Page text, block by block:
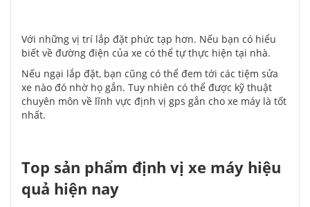
Với những vị trí lắp đặt phức tạp hơn. Nếu bạn có hiểu
biết về đường điện của xe có thể tự thực hiện tại nhà.
Nếu ngại lắp đặt, bạn cũng có thể đem tới các tiệm sửa
xe nào đó nhờ họ gắn. Tuy nhiên có thể được kỹ thuật
chuyên môn về lĩnh vực định vị gps gắn cho xe máy là tốt
nhất.
Top sản phẩm định vị xe máy hiệu
quả hiện nay